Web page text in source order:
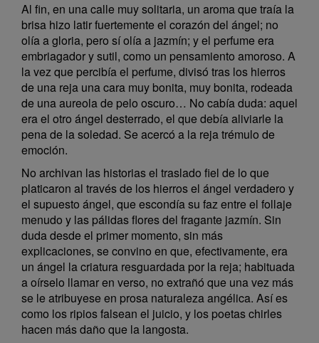
Al fin, en una calle muy solitaria, un aroma que traía la
brisa hizo latir fuertemente el corazón del ángel; no
olía a gloria, pero sí olía a jazmín; y el perfume era
embriagador y sutil, como un pensamiento amoroso. A
la vez que percibía el perfume, divisó tras los hierros
de una reja una cara muy bonita, muy bonita, rodeada
de una aureola de pelo oscuro… No cabía duda: aquel
era el otro ángel desterrado, el que debía aliviarle la
pena de la soledad. Se acercó a la reja trémulo de
emoción.
No archivan las historias el traslado fiel de lo que
platicaron al través de los hierros el ángel verdadero y
el supuesto ángel, que escondía su faz entre el follaje
menudo y las pálidas flores del fragante jazmín. Sin
duda desde el primer momento, sin más
explicaciones, se convino en que, efectivamente, era
un ángel la criatura resguardada por la reja; habituada
a oírselo llamar en verso, no extrañó que una vez más
se le atribuyese en prosa naturaleza angélica. Así es
como los ripios falsean el juicio, y los poetas chirles
hacen más daño que la langosta.